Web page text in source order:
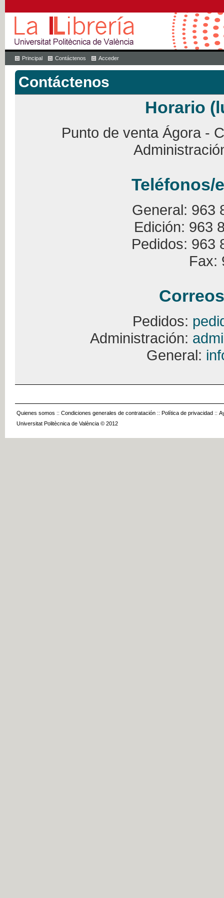
Principal Contáctenos Acceder
Contáctenos
Horario
Punto de venta Ágora -
Teléfonos/
General: 963
Edición: 963
Pedidos: 963
Fax:
Pedidos:
Administración:
General:
Quienes somos :: Condiciones generales de contratación :: Política de privacidad ::
Universitat Politècnica de València © 2012